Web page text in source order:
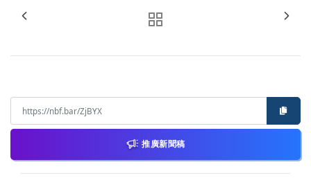
推廣新聞稿